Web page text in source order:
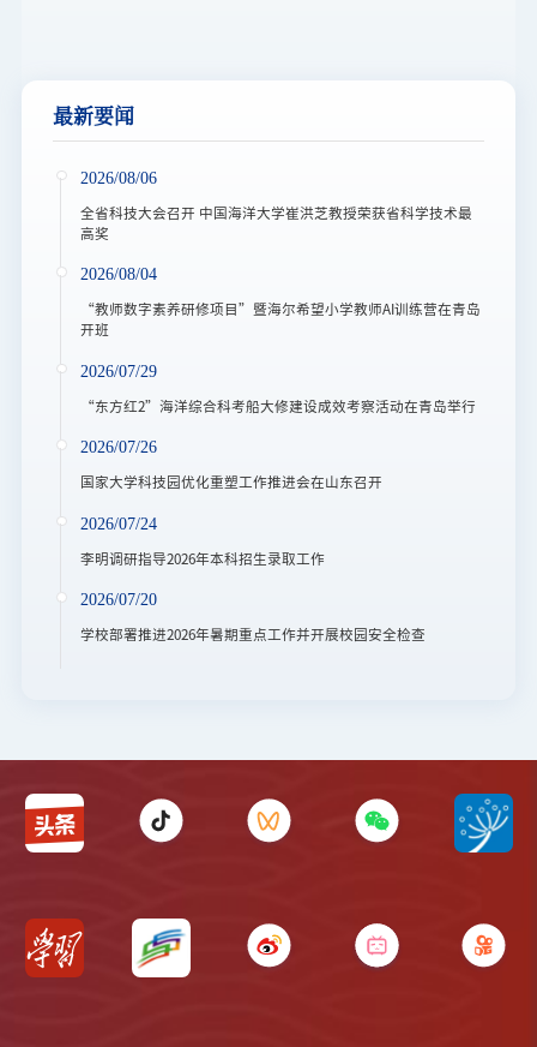
最新要闻
2026/08/06
全省科技大会召开 中国海洋大学崔洪芝教授荣获省科学技术最
高奖
2026/08/04
“教师数字素养研修项目”暨海尔希望小学教师AI训练营在青岛
开班
2026/07/29
“东方红2”海洋综合科考船大修建设成效考察活动在青岛举行
2026/07/26
国家大学科技园优化重塑工作推进会在山东召开
2026/07/24
李明调研指导2026年本科招生录取工作
2026/07/20
学校部署推进2026年暑期重点工作并开展校园安全检查